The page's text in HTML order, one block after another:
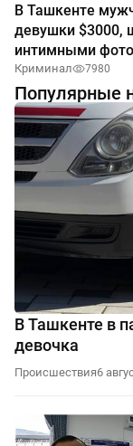
В Ташкенте
девушки $3000,
интимными
Криминал 7980
Популярные
В Ташкенте в
девочка
Происшествия6